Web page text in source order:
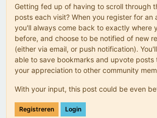
Getting fed up of having to scroll through
posts each visit? When you register for an
you'll always come back to exactly where
before, and choose to be notified of new
(either via email, or push notification).
able to save bookmarks and upvote posts
your appreciation to other community
With your input, this post could be even
Registreren Login